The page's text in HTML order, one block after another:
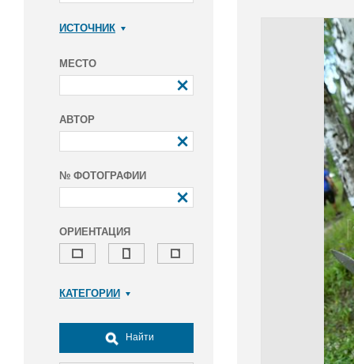
ИСТОЧНИК
МЕСТО
АВТОР
№ ФОТОГРАФИИ
ОРИЕНТАЦИЯ
КАТЕГОРИИ
Досуг, туризм и отдых
Культура
Найти